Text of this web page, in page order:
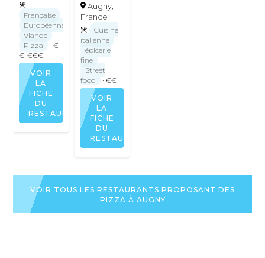
Française
Européenne
Viande
Pizza
· €
€-€€€
VOIR
LA
FICHE
DU
RESTAURANT
Augny,
France
Cuisine
italienne
épicerie
fine
Street
food
· €€
VOIR
LA
FICHE
DU
RESTAURANT
VOIR TOUS LES RESTAURANTS PROPOSANT DES
PIZZA À AUGNY